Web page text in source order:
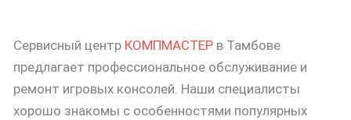
Сервисный центр КОМПМАСТЕР в Тамбове
предлагает профессиональное обслуживание и
ремонт игровых консолей. Наши специалисты
хорошо знакомы с особенностями популярных